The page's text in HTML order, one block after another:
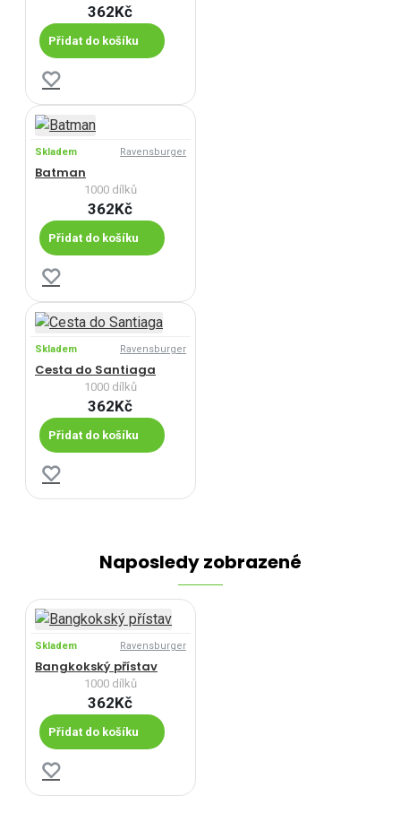
362Kč
Přidat do košíku
Skladem Ravensburger
Batman
1000 dílků
362Kč
Přidat do košíku
Skladem Ravensburger
Cesta do Santiaga
1000 dílků
362Kč
Přidat do košíku
Naposledy zobrazené
Skladem Ravensburger
Bangkokský přístav
1000 dílků
362Kč
Přidat do košíku